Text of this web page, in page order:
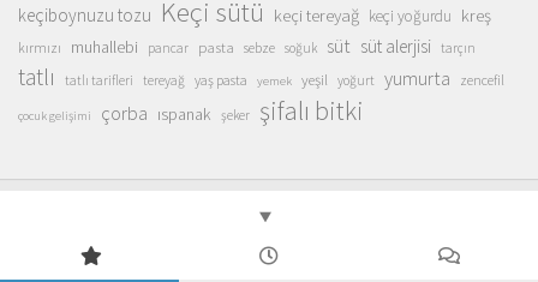
keçiboynuzu tozu Keçi sütü keçi tereyağ keçi yoğurdu kreş
kırmızı muhallebi pancar pasta sebze soğuk süt süt alerjisi tarçın
tatlı tatlı tarifleri tereyağ yaş pasta yemek yeşil yoğurt yumurta zencefil
çocuk gelişimi çorba ıspanak şeker şifalı bitki